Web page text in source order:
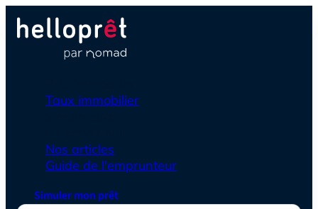
Taux immobilier
Nos articles
Guide de l'emprunteur
Simuler mon prêt